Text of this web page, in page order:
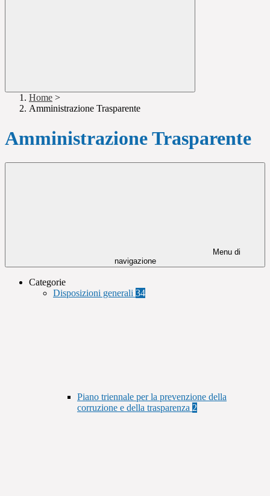
Home >
Amministrazione Trasparente
Amministrazione Trasparente
Menu di
navigazione
Categorie
Disposizioni generali 34
Piano triennale per la prevenzione della
corruzione e della trasparenza 2